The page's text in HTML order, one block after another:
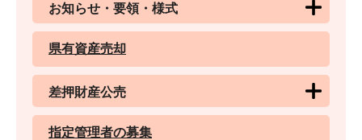
お知らせ・要領・様式
県有資産売却
差押財産公売
指定管理者の募集